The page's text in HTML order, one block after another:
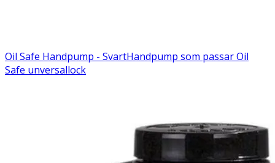
Oil Safe Handpump - SvartHandpump som passar Oil
Safe unversallock